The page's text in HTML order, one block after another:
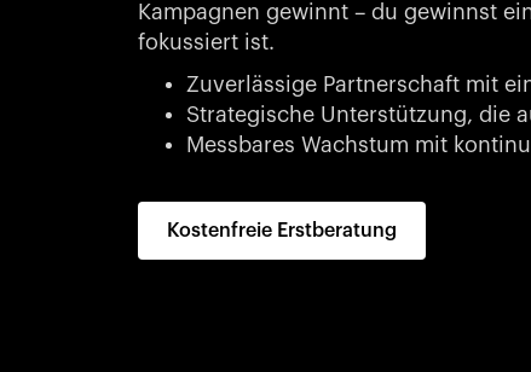
Kampagnen gewinnt – du gewinnst
fokussiert ist.
Zuverlässige Partnerschaft mit
Strategische Unterstützung, die
Messbares Wachstum mit
Kostenfreie Erstberatung